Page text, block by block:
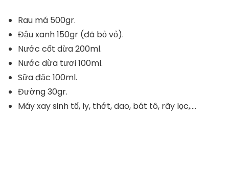
Rau má 500gr.
Đậu xanh 150gr (đã bỏ vỏ).
Nước cốt dừa 200ml.
Nước dừa tươi 100ml.
Sữa đặc 100ml.
Đường 30gr.
Máy xay sinh tố, ly, thớt, dao, bát tô, rây lọc,….